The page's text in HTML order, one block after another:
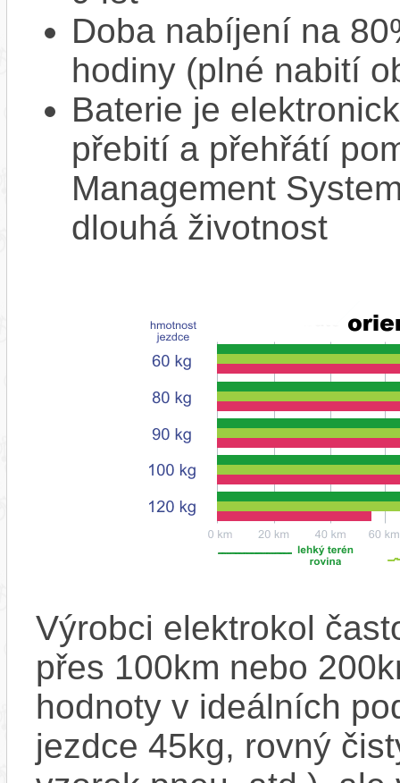
Doba nabíjení na
hodiny (plné nabití
Baterie je
přebití a přehřátí
Management
dlouhá životnost
Výrobci elektrokol
přes 100km nebo
hodnoty v ideálních
jezdce 45kg, rovný